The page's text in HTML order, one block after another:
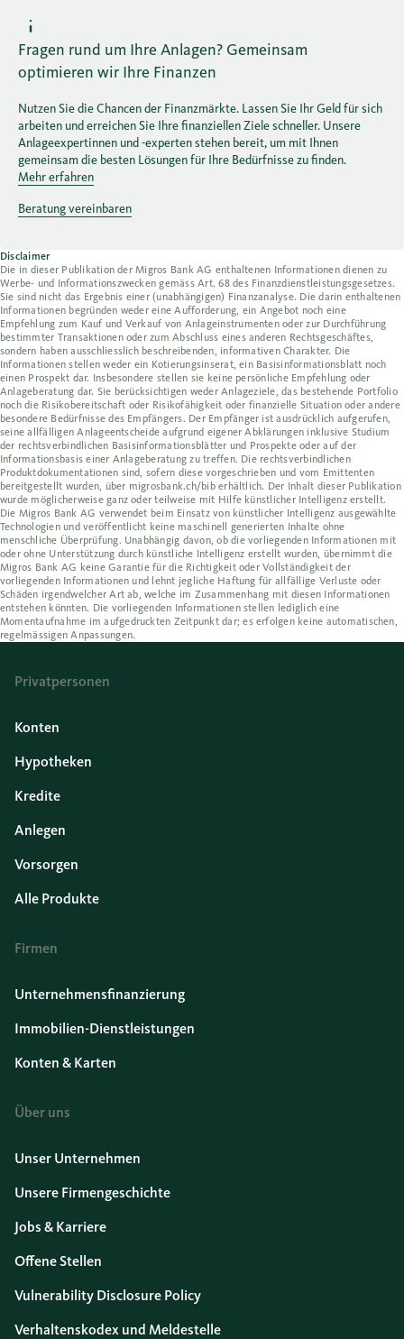
Fragen rund um Ihre Anlagen? Gemeinsam
optimieren wir Ihre Finanzen
Nutzen Sie die Chancen der Finanzmärkte. Lassen Sie Ihr Geld für sich
arbeiten und erreichen Sie Ihre finanziellen Ziele schneller. Unsere
Anlageexpertinnen und -experten stehen bereit, um mit Ihnen
gemeinsam die besten Lösungen für Ihre Bedürfnisse zu finden.
Mehr erfahren
Beratung vereinbaren
Disclaimer
Die in dieser Publikation der Migros Bank AG enthaltenen Informationen dienen zu
Werbe- und Informationszwecken gemäss Art. 68 des Finanzdienstleistungsgesetzes.
Sie sind nicht das Ergebnis einer (unabhängigen) Finanzanalyse. Die darin enthaltenen
Informationen begründen weder eine Aufforderung, ein Angebot noch eine
Empfehlung zum Kauf und Verkauf von Anlageinstrumenten oder zur Durchführung
bestimmter Transaktionen oder zum Abschluss eines anderen Rechtsgeschäftes,
sondern haben ausschliesslich beschreibenden, informativen Charakter. Die
Informationen stellen weder ein Kotierungsinserat, ein Basisinformationsblatt noch
einen Prospekt dar. Insbesondere stellen sie keine persönliche Empfehlung oder
Anlageberatung dar. Sie berücksichtigen weder Anlageziele, das bestehende Portfolio
noch die Risikobereitschaft oder Risikofähigkeit oder finanzielle Situation oder andere
besondere Bedürfnisse des Empfängers. Der Empfänger ist ausdrücklich aufgerufen,
seine allfälligen Anlageentscheide aufgrund eigener Abklärungen inklusive Studium
der rechtsverbindlichen Basisinformationsblätter und Prospekte oder auf der
Informationsbasis einer Anlageberatung zu treffen. Die rechtsverbindlichen
Produktdokumentationen sind, sofern diese vorgeschrieben und vom Emittenten
bereitgestellt wurden, über migrosbank.ch/bib erhältlich. Der Inhalt dieser Publikation
wurde möglicherweise ganz oder teilweise mit Hilfe künstlicher Intelligenz erstellt.
Die Migros Bank AG verwendet beim Einsatz von künstlicher Intelligenz ausgewählte
Technologien und veröffentlicht keine maschinell generierten Inhalte ohne
menschliche Überprüfung. Unabhängig davon, ob die vorliegenden Informationen mit
oder ohne Unterstützung durch künstliche Intelligenz erstellt wurden, übernimmt die
Migros Bank AG keine Garantie für die Richtigkeit oder Vollständigkeit der
vorliegenden Informationen und lehnt jegliche Haftung für allfällige Verluste oder
Schäden irgendwelcher Art ab, welche im Zusammenhang mit diesen Informationen
entstehen könnten. Die vorliegenden Informationen stellen lediglich eine
Momentaufnahme im aufgedruckten Zeitpunkt dar; es erfolgen keine automatischen,
regelmässigen Anpassungen.
Privatpersonen
Konten
Hypotheken
Kredite
Anlegen
Vorsorgen
Alle Produkte
Firmen
Unternehmensfinanzierung
Immobilien-Dienstleistungen
Konten & Karten
Über uns
Unser Unternehmen
Unsere Firmengeschichte
Jobs & Karriere
Offene Stellen
Vulnerability Disclosure Policy
Verhaltenskodex und Meldestelle